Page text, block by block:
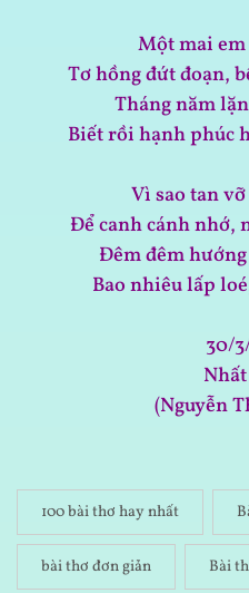
Một mai
Tơ hồng đứt đoạn,
Tháng năm
Biết rồi hạnh phúc
Vì sao tan
Để canh cánh nhớ,
Đêm đêm
Bao nhiêu lấp
30/
(Nguyễn
100 bài thơ hay nhất
bài thơ đơn giản Bài